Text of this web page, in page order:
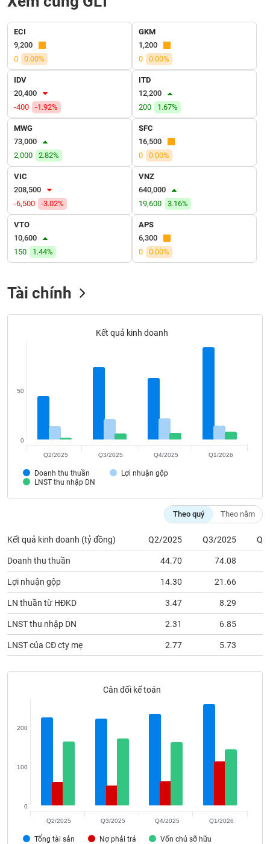
ECI
9,200
0
0.00%
GKM
1,200
0
0.00%
IDV
20,400
-400
-1.92%
ITD
12,200
200
1.67%
MWG
73,000
2,000
2.82%
SFC
16,500
0
0.00%
VIC
208,500
-6,500
-3.02%
VNZ
640,000
19,600
3.16%
VTO
10,600
150
1.44%
APS
6,300
0
0.00%
Tài chính
Kết quả kinh doanh
Doanh thu thuần
Lợi nhuận gộp
LNST thu nhập DN
0
50
Q2/2025 Q3/2025 Q4/2025 Q1/2026
Theo quý Theo năm
Kết quả kinh doanh (tỷ đồng) Q2/2025 Q3/2025
Doanh thu thuần 44.70 74.08
Lợi nhuận gộp 14.30 21.66
LN thuần từ HĐKD 3.47 8.29
LNST thu nhập DN 2.31 6.85
LNST của CĐ cty mẹ 2.77 5.73
Cân đối kế toán
Tổng tài sản Nợ phải trả Vốn chủ sỡ hữu
0
100
200
Q2/2025 Q3/2025 Q4/2025 Q1/2026
VỤ
THÔNG
TIỆN
ÍCH
BẤT
ĐỘNG
SẢN
chứng
khoán
(-)
đạo
Cổ đông lớn
tức
Bài
viết
tác
giả
cáo
phân
tích
(-)
Thuật
ngữ
(-)
Dịch
vụ
tạo